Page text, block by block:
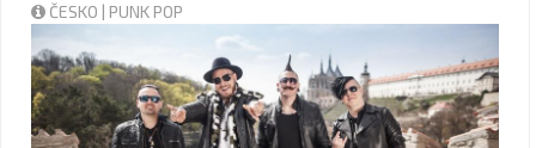
ČESKO | PUNK POP